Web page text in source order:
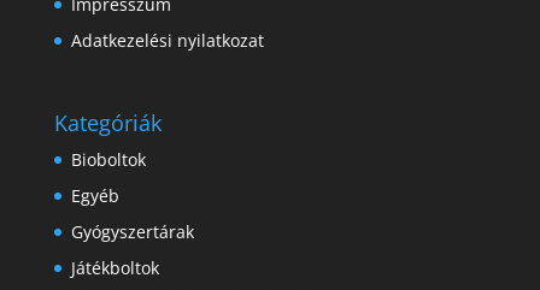
Adatkezelési nyilatkozat
Kategóriák
Bioboltok
Egyéb
Gyógyszertárak
Játékboltok